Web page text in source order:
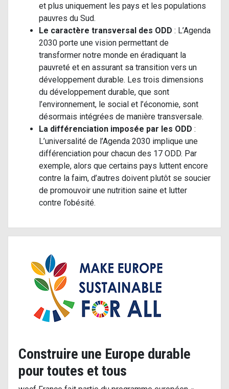
et plus uniquement les pays et les populations
pauvres du Sud.
Le caractère transversal des ODD : L’Agenda
2030 porte une vision permettant de
transformer notre monde en éradiquant la
pauvreté et en assurant sa transition vers un
développement durable. Les trois dimensions
du développement durable, que sont
l’environnement, le social et l’économie, sont
désormais intégrées de manière transversale.
La différenciation imposée par les ODD :
L’universalité de l’Agenda 2030 implique une
différenciation pour chacun des 17 ODD. Par
exemple, alors que certains pays luttent encore
contre la faim, d’autres doivent plutôt se soucier
de promouvoir une nutrition saine et lutter
contre l’obésité.
Construire une Europe durable
pour toutes et tous